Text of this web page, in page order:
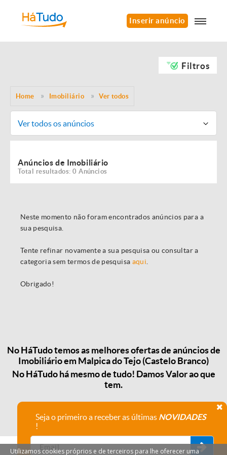
Inserir anúncio
Filtros
Home Imobiliário Ver todos
Ver todos os anúncios
Anúncios de Imobiliário
Total resultados: 0 Anúncios
Neste momento não foram encontrados anúncios para a
sua pesquisa.
Tente refinar novamente a sua pesquisa ou consultar a
categoria sem termos de pesquisa aqui
Obrigado!
No HáTudo temos as melhores ofertas de anúncios de
Imobiliário em Malpica do Tejo (Castelo Branco)
No HáTudo há mesmo de tudo! Damos Valor ao que
tem.
Seja o primeiro a receber as últimas NOVIDADES
!
Utilizamos cookies próprios e de terceiros para lhe oferecer uma